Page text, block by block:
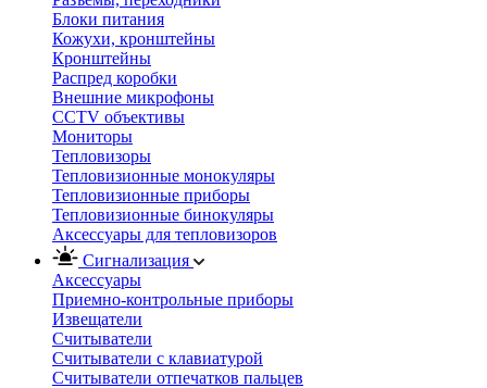
Блоки питания
Кожухи, кронштейны
Кронштейны
Распред коробки
Внешние микрофоны
CCTV объективы
Мониторы
Тепловизоры
Тепловизионные монокуляры
Тепловизионные приборы
Тепловизионные бинокуляры
Аксессуары для тепловизоров
Сигнализация
Аксессуары
Приемно-контрольные приборы
Извещатели
Считыватели
Cчитыватели с клавиатурой
Cчитыватели отпечатков пальцев